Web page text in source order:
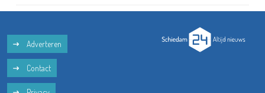
Adverteren
Contact